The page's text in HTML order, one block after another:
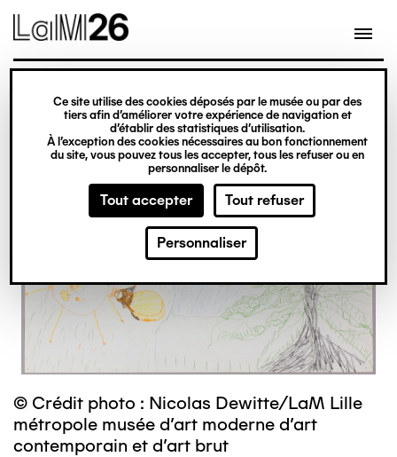
Gestion des cookies
Ce site utilise des cookies déposés par le musée ou par des
tiers afin d’améliorer votre expérience de navigation et
d’établir des statistiques d’utilisation.
À l’exception des cookies nécessaires au bon fonctionnement
du site, vous pouvez tous les accepter, tous les refuser ou en
personnaliser le dépôt.
Tout accepter Tout refuser
Personnaliser
contenu
© Crédit photo : Nicolas Dewitte/LaM Lille
métropole musée d’art moderne d’art
contemporain et d’art brut